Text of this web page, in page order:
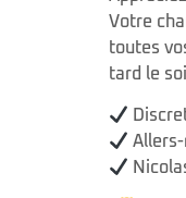
Votre
toutes
tard le